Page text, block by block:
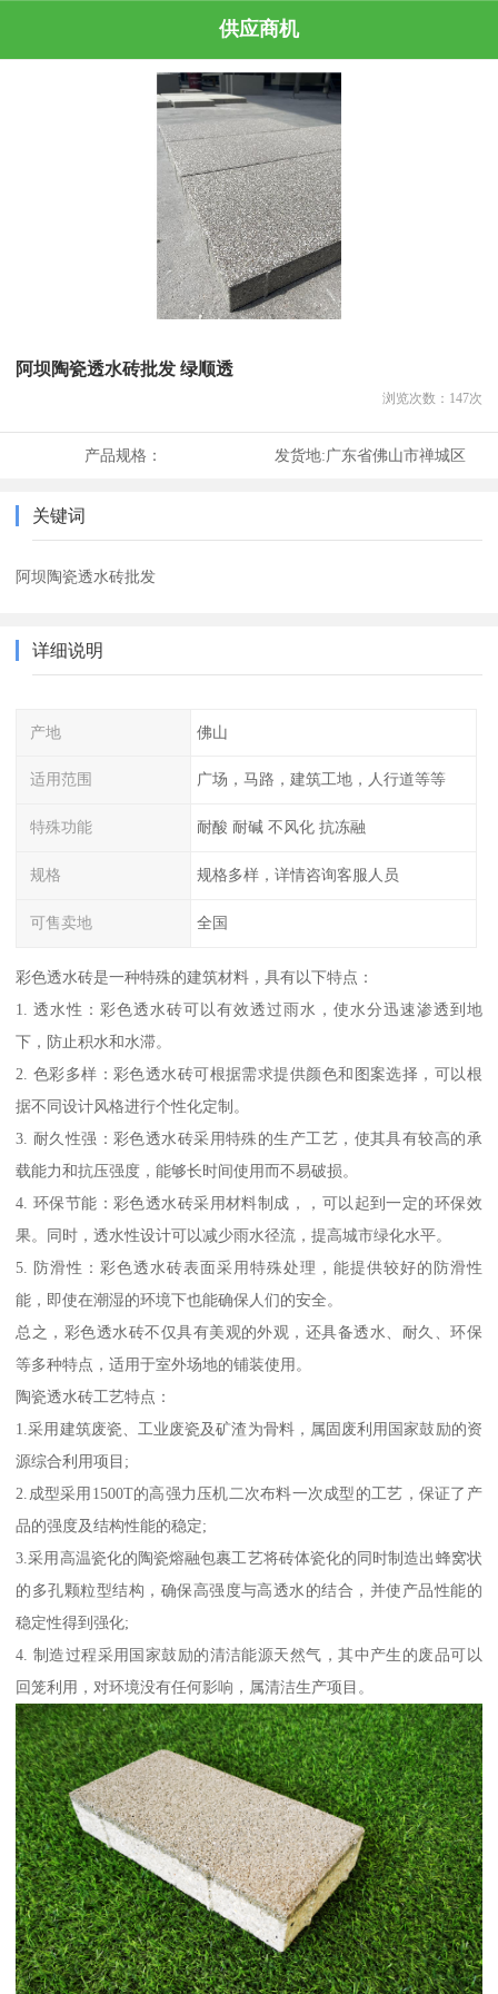
供应商机
阿坝陶瓷透水砖批发 绿顺透
浏览次数： 147次
产品规格： 发货地:广东省佛山市禅城区
关键词
阿坝陶瓷透水砖批发
详细说明
产地 佛山
适用范围 广场，马路，建筑工地，人行道等等
特殊功能 耐酸 耐碱 不风化 抗冻融
规格 规格多样，详情咨询客服人员
可售卖地 全国
彩色透水砖是一种特殊的建筑材料，具有以下特点：
1. 透水性：彩色透水砖可以有效透过雨水，使水分迅速渗透到地
下，防止积水和水滞。
2. 色彩多样：彩色透水砖可根据需求提供颜色和图案选择，可以根
据不同设计风格进行个性化定制。
3. 耐久性强：彩色透水砖采用特殊的生产工艺，使其具有较高的承
载能力和抗压强度，能够长时间使用而不易破损。
4. 环保节能：彩色透水砖采用材料制成，，可以起到一定的环保效
果。同时，透水性设计可以减少雨水径流，提高城市绿化水平。
5. 防滑性：彩色透水砖表面采用特殊处理，能提供较好的防滑性
能，即使在潮湿的环境下也能确保人们的安全。
总之，彩色透水砖不仅具有美观的外观，还具备透水、耐久、环保
等多种特点，适用于室外场地的铺装使用。
陶瓷透水砖工艺特点：
1.采用建筑废瓷、工业废瓷及矿渣为骨料，属固废利用国家鼓励的资
源综合利用项目;
2.成型采用1500T的高强力压机二次布料一次成型的工艺，保证了产
品的强度及结构性能的稳定;
3.采用高温瓷化的陶瓷熔融包裹工艺将砖体瓷化的同时制造出蜂窝状
的多孔颗粒型结构，确保高强度与高透水的结合，并使产品性能的
稳定性得到强化;
4. 制造过程采用国家鼓励的清洁能源天然气，其中产生的废品可以
回笼利用，对环境没有任何影响，属清洁生产项目。